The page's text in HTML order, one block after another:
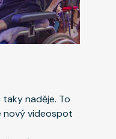
taky naděje. To
nový videospot